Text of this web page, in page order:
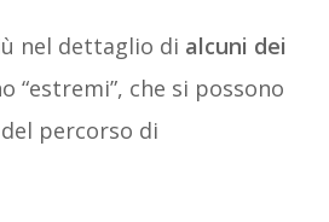
nel dettaglio di alcuni dei
“estremi”, che si possono
percorso di